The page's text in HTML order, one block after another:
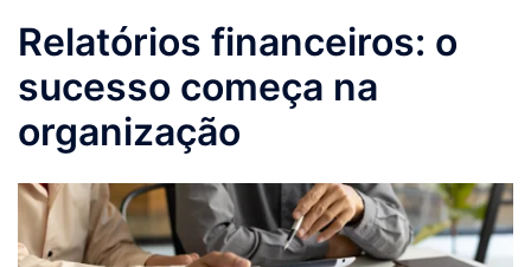
Relatórios financeiros: o
sucesso começa na
organização